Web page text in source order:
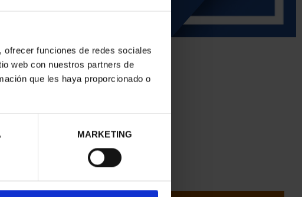
funciones de redes sociales
web con nuestros partners de
que les haya proporcionado o
MARKETING
incl.)